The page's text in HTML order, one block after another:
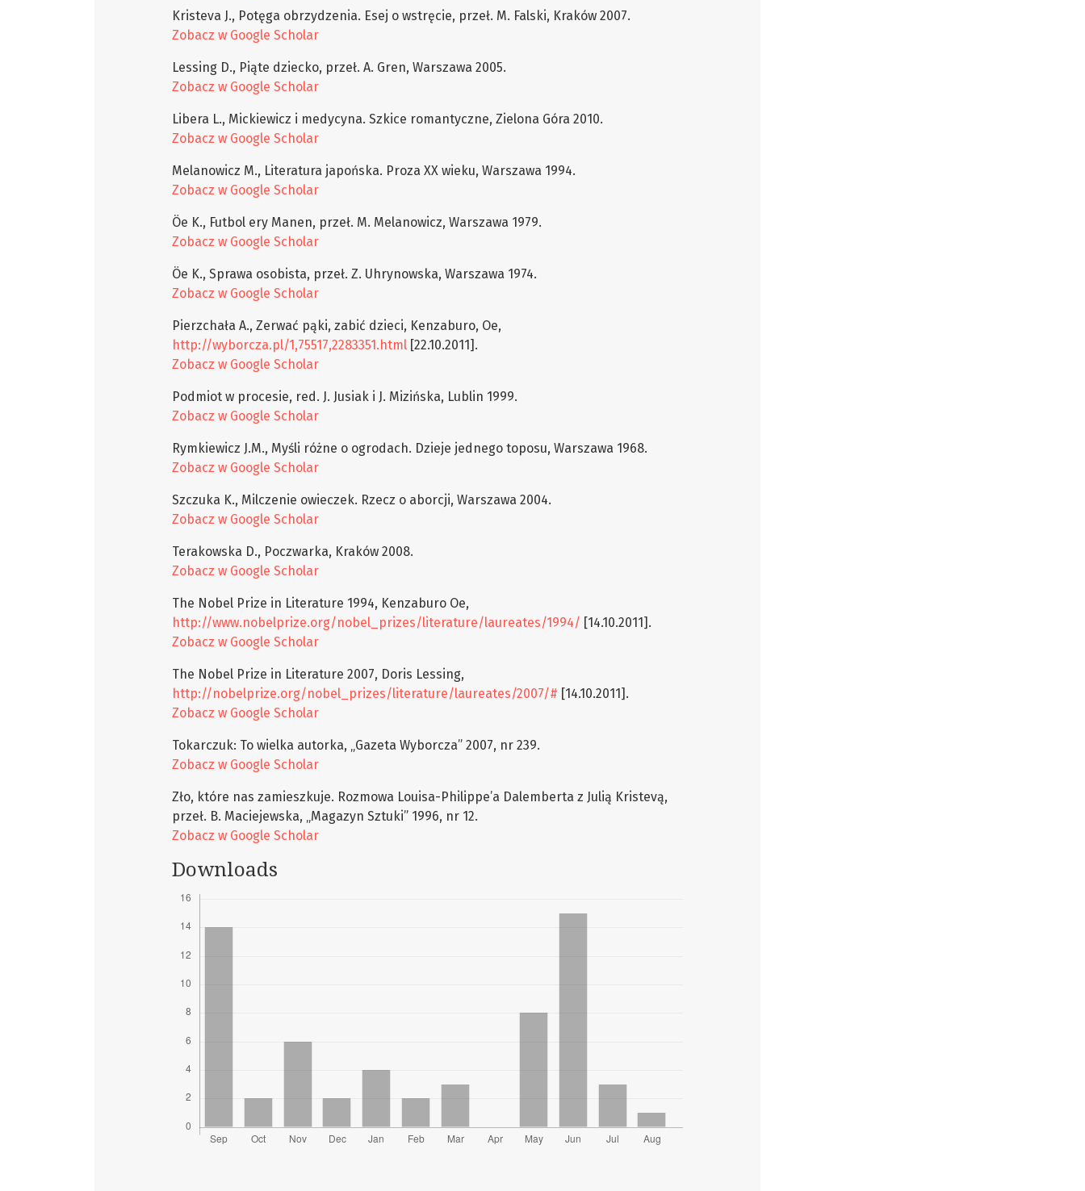
Kristeva J., Potęga obrzydzenia. Esej o wstręcie, przeł. M. Falski, Kraków 2007.
Zobacz w Google Scholar
Lessing D., Piąte dziecko, przeł. A. Gren, Warszawa 2005.
Zobacz w Google Scholar
Libera L., Mickiewicz i medycyna. Szkice romantyczne, Zielona Góra 2010.
Zobacz w Google Scholar
Melanowicz M., Literatura japońska. Proza XX wieku, Warszawa 1994.
Zobacz w Google Scholar
Öe K., Futbol ery Manen, przeł. M. Melanowicz, Warszawa 1979.
Zobacz w Google Scholar
Öe K., Sprawa osobista, przeł. Z. Uhrynowska, Warszawa 1974.
Zobacz w Google Scholar
Pierzchała A., Zerwać pąki, zabić dzieci, Kenzaburo, Oe,
http://wyborcza.pl/1,75517,2283351.html [22.10.2011].
Zobacz w Google Scholar
Podmiot w procesie, red. J. Jusiak i J. Mizińska, Lublin 1999.
Zobacz w Google Scholar
Rymkiewicz J.M., Myśli różne o ogrodach. Dzieje jednego toposu, Warszawa 1968.
Zobacz w Google Scholar
Szczuka K., Milczenie owieczek. Rzecz o aborcji, Warszawa 2004.
Zobacz w Google Scholar
Terakowska D., Poczwarka, Kraków 2008.
Zobacz w Google Scholar
The Nobel Prize in Literature 1994, Kenzaburo Oe,
http://www.nobelprize.org/nobel_prizes/literature/laureates/1994/ [14.10.2011].
Zobacz w Google Scholar
The Nobel Prize in Literature 2007, Doris Lessing,
http://nobelprize.org/nobel_prizes/literature/laureates/2007/# [14.10.2011].
Zobacz w Google Scholar
Tokarczuk: To wielka autorka, „Gazeta Wyborcza” 2007, nr 239.
Zobacz w Google Scholar
Zło, które nas zamieszkuje. Rozmowa Louisa-Philippe’a Dalemberta z Julią Kristevą,
przeł. B. Maciejewska, „Magazyn Sztuki” 1996, nr 12.
Zobacz w Google Scholar
Downloads